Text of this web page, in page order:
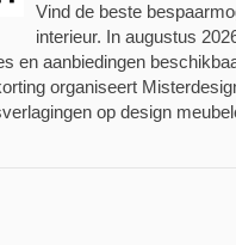
Vind de beste
interieur. In augustus
en aanbiedingen
organiseert
op design